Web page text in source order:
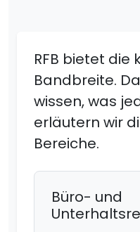
RFB bietet die
Bandbreite.
wissen, was
erläutern wir
Bereiche.
Büro- und